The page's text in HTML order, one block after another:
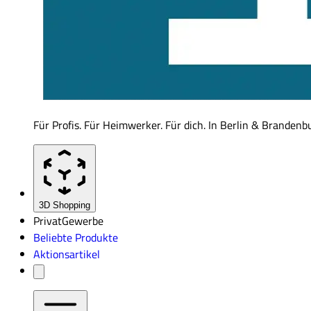
Für Profis. Für Heimwerker. Für dich. In Berlin &
3D Shopping
PrivatGewerbe
Beliebte Produkte
Aktionsartikel